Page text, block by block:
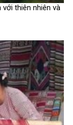
với thiên nhiên và